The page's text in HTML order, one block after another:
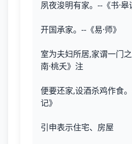
夙夜浚明有家。--《书·皋
开国承家。--《易·师》
室为夫妇所居,家谓一门
南·桃夭》注
便要还家,设酒杀鸡作食
记》
引申表示住宅、房屋